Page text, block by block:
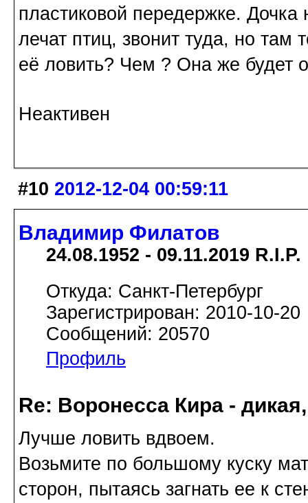
пластиковой передержке. Дочка
лечат птиц, звонит туда, но там
её ловить? Чем ? Она же будет
Неактивен
#10 2012-12-04 00:59:11
Владимир Филатов
24.08.1952 - 09.11.2019 R.I.P.
Откуда: Санкт-Петербург
Зарегистрирован: 2010-10-20
Сообщений: 20570
Профиль
Re: Воронесса Кира -
Лучше ловить вдвоем.
Возьмите по большому куску
сторон, пытаясь загнать ее к